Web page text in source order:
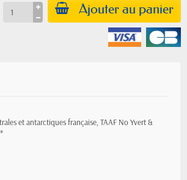
Ajouter au panier
et antarctiques française, TAAF No Yvert &